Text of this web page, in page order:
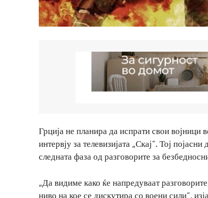
Грција не планира да испрати свои
интервју за телевизијата „Скај“. Тој
следната фаза од разговорите за
„Да видиме како ќе напредуваат
ниво на кое се дискутира со воени сили“,